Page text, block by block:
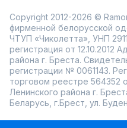
Copyright 2012-2026 ©
фирменной белорусской
ЧТУП «Чиколетта», УНП
регистрация от 12.10.2012
района г. Бреста.
регистрации № 0061143.
торговом реестре 564352
Ленинского района г.
Беларусь, г.Брест, ул.